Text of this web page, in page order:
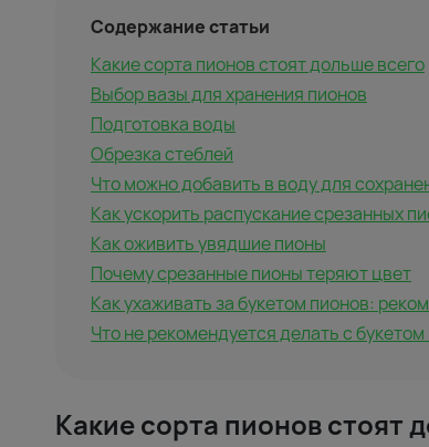
Содержание статьи
Какие сорта пионов стоят дольше всего
Выбор вазы для хранения пионов
Подготовка воды
Обрезка стеблей
Что можно добавить в воду для
Как ускорить распускание срезанных
Как оживить увядшие пионы
Почему срезанные пионы теряют цвет
Как ухаживать за букетом пионов:
Что не рекомендуется делать с букетом
Какие сорта пионов стоят